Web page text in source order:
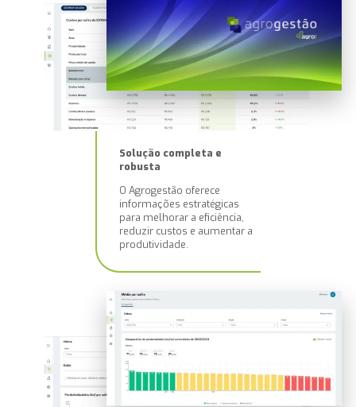
Solução completa e
robusta
O Agrogestão oferece
informações estratégicas
para melhorar a eficiência,
reduzir custos e aumentar a
produtividade.